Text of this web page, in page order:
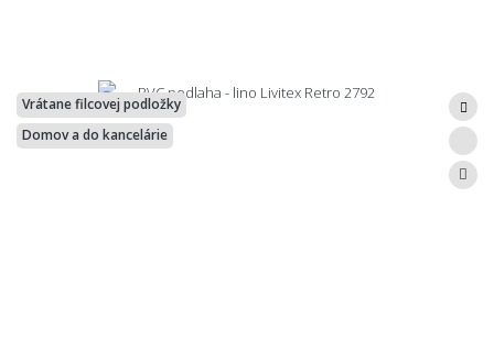
Vrátane filcovej podložky
Domov a do kancelárie